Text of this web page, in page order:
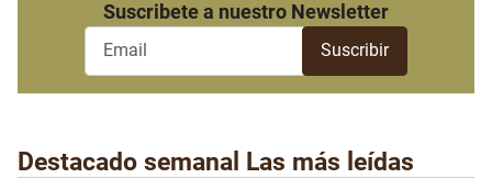
Suscribete a nuestro Newsletter
Destacado semanal Las más leídas